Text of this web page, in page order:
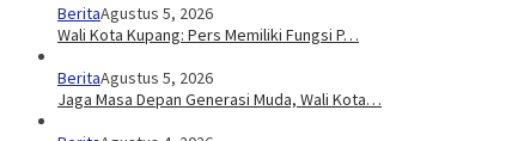
BeritaAgustus 5, 2026
Wali Kota Kupang: Pers Memiliki Fungsi P…
BeritaAgustus 5, 2026
Jaga Masa Depan Generasi Muda, Wali Kota…